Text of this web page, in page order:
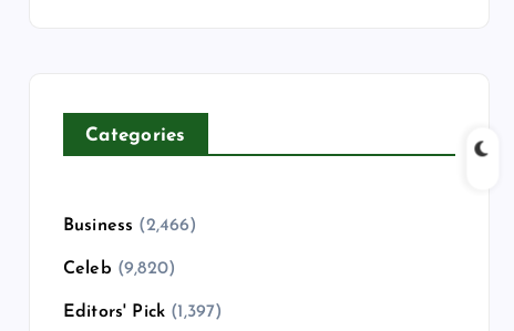
Categories
Business (2,466)
Celeb (9,820)
Editors' Pick (1,397)